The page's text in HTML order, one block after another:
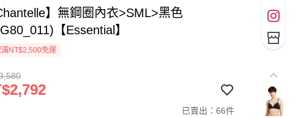
】無鋼圈內衣>SML>黑色
【Essential】
滿NT$2,500免運
已賣出：66件